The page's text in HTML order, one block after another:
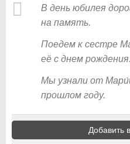
В день юбилея
на память.
Поедем к сестре
её с днем рождения.
Мы узнали от
прошлом году.
Добавить